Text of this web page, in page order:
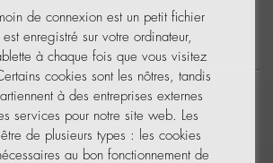
2
Esteruelas
de connexion est un petit fichier
enregistré sur votre ordinateur,
à chaque fois que vous visitez
cookies sont les nôtres, tandis
à des entreprises externes
services pour notre site web. Les
de plusieurs types : les cookies
au bon fonctionnement de